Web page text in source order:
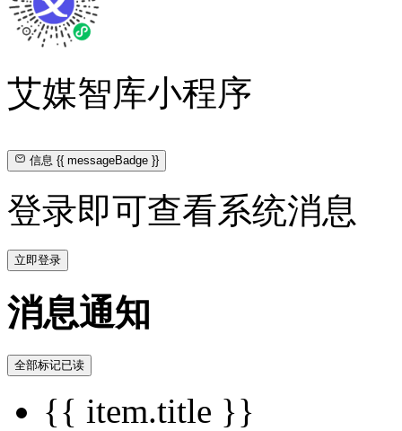
艾媒智库小程序
信息{{ messageBadge }}
登录即可查看系统消息
立即登录
消息通知
全部标记已读
{{ item.title }}